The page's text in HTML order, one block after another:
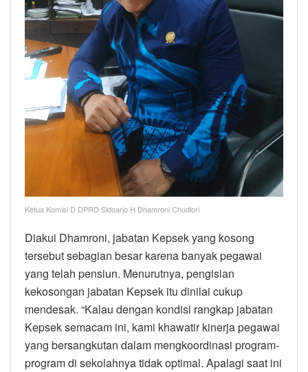
Ketua Komisi D DPRD Sidoarjo H Dhamroni Chudlori
Diakui Dhamroni, jabatan Kepsek yang kosong
tersebut sebagian besar karena banyak pegawai
yang telah pensiun. Menurutnya, pengisian
kekosongan jabatan Kepsek itu dinilai cukup
mendesak. “Kalau dengan kondisi rangkap jabatan
Kepsek semacam ini, kami khawatir kinerja pegawai
yang bersangkutan dalam mengkoordinasi program-
program di sekolahnya tidak optimal. Apalagi saat ini